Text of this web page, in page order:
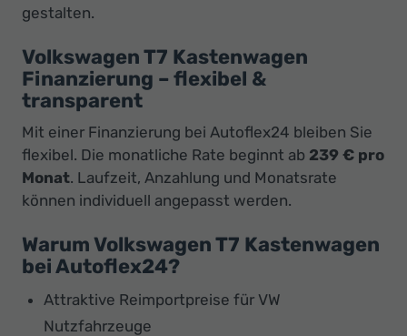
gestalten.
Volkswagen T7 Kastenwagen
Finanzierung – flexibel &
transparent
Mit einer Finanzierung bei Autoflex24 bleiben Sie
flexibel. Die monatliche Rate beginnt ab 239 € pro
Monat. Laufzeit, Anzahlung und Monatsrate
können individuell angepasst werden.
Warum Volkswagen T7 Kastenwagen
bei Autoflex24?
Attraktive Reimportpreise für VW
Nutzfahrzeuge